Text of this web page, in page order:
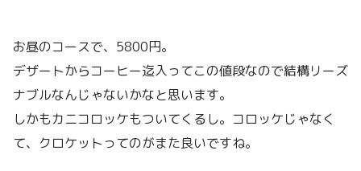
お昼のコースで、5800円。
デザートからコーヒー迄入ってこの値段なので結構リーズ
ナブルなんじゃないかなと思います。
しかもカニコロッケもついてくるし。コロッケじゃなく
て、クロケットってのがまた良いですね。